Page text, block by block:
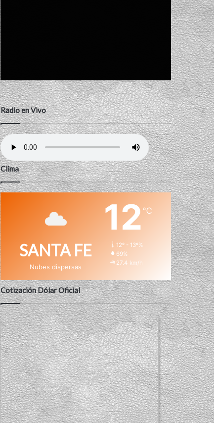
Radio en Vivo
Clima
SANTA FE
Nubes dispersas
12℃
12º - 13º%
69%
27.4 km/h
Cotización Dólar Oficial